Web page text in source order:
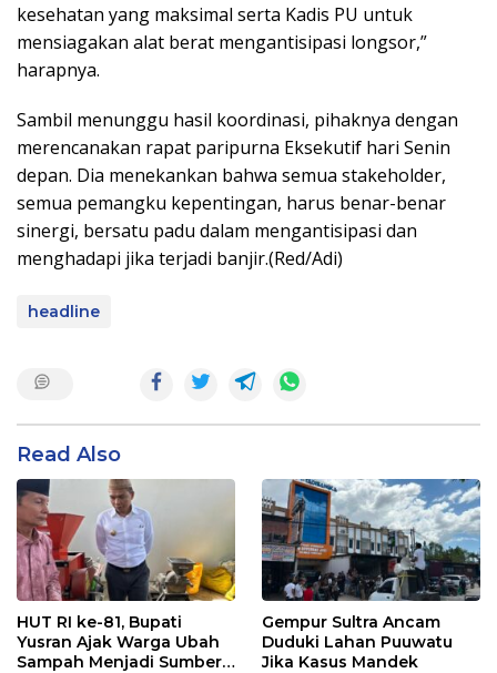
kesehatan yang maksimal serta Kadis PU untuk
mensiagakan alat berat mengantisipasi longsor,”
harapnya.
Sambil menunggu hasil koordinasi, pihaknya dengan
merencanakan rapat paripurna Eksekutif hari Senin
depan. Dia menekankan bahwa semua stakeholder,
semua pemangku kepentingan, harus benar-benar
sinergi, bersatu padu dalam mengantisipasi dan
menghadapi jika terjadi banjir.(Red/Adi)
headline
Read Also
HUT RI ke-81, Bupati
Yusran Ajak Warga Ubah
Sampah Menjadi Sumber
Gempur Sultra Ancam
Duduki Lahan Puuwatu
Jika Kasus Mandek